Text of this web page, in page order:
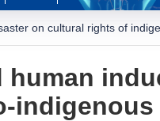
on cultural rights of
indigenous